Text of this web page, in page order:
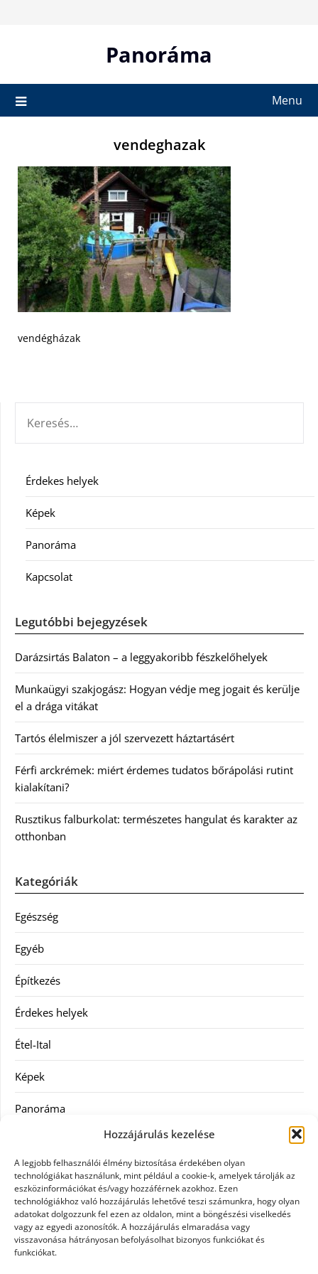
Hozzájárulás kezelése
A legjobb felhasználói élmény biztosítása érdekében olyan
technológiákat használunk, mint például a cookie-k, amelyek tárolják az
eszközinformációkat és/vagy hozzáférnek azokhoz. Ezen
technológiákhoz való hozzájárulás lehetővé teszi számunkra, hogy olyan
adatokat dolgozzunk fel ezen az oldalon, mint a böngészési viselkedés
vagy az egyedi azonosítók. A hozzájárulás elmaradása vagy
visszavonása hátrányosan befolyásolhat bizonyos funkciókat és
funkciókat.
Panoráma
Menu
vendeghazak
vendégházak
Érdekes helyek
Képek
Panoráma
Kapcsolat
Legutóbbi bejegyzések
Darázsirtás Balaton – a leggyakoribb fészkelőhelyek
Munkaügyi szakjogász: Hogyan védje meg jogait és kerülje
el a drága vitákat
Tartós élelmiszer a jól szervezett háztartásért
Férfi arckrémek: miért érdemes tudatos bőrápolási rutint
kialakítani?
Rusztikus falburkolat: természetes hangulat és karakter az
otthonban
Kategóriák
Egészség
Egyéb
Építkezés
Érdekes helyek
Étel-Ital
Képek
Panoráma
Szolgáltatás
Vásárlás
Webáruházak